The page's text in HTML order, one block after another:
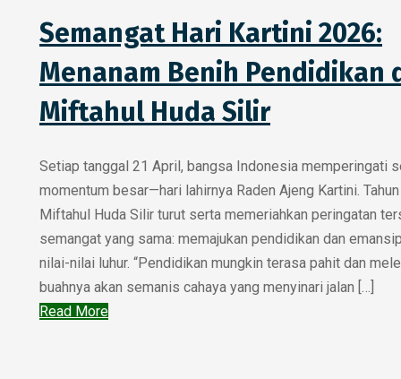
Semangat Hari Kartini 2026:
Menanam Benih Pendidikan
Miftahul Huda Silir
Setiap tanggal 21 April, bangsa Indonesia memperingati
momentum besar—hari lahirnya Raden Ajeng Kartini.
Miftahul Huda Silir turut serta memeriahkan peringatan
semangat yang sama: memajukan pendidikan dan
nilai-nilai luhur. “Pendidikan mungkin terasa pahit dan
buahnya akan semanis cahaya yang menyinari jalan […]
Read More